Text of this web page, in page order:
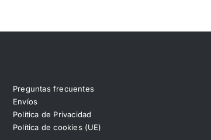
Preguntas frecuentes
Envíos
Política de Privacidad
Política de cookies (UE)